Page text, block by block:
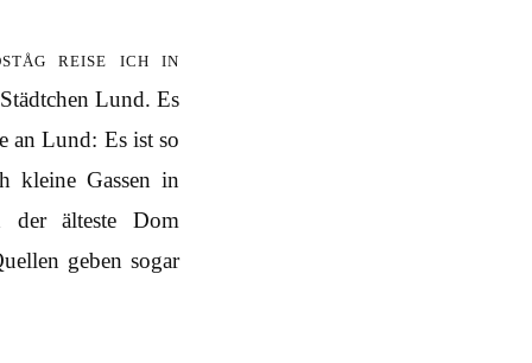
reise ich in
Lund. Es
an Lund: Es ist so
kleine Gassen in
der älteste Dom
geben sogar